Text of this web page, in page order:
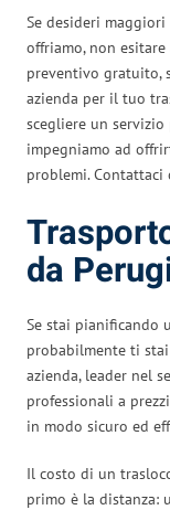
Se desideri
offriamo, non
preventivo gratuito,
azienda per il tuo
scegliere un servizio
impegniamo ad
problemi.
da
Se stai pianificando
probabilmente ti
azienda, leader nel
professionali a
in modo sicuro ed
Il costo di un
primo è la distanza: